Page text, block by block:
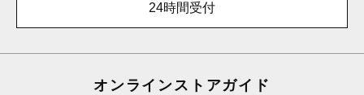
24時間受付
オンラインストアガイド